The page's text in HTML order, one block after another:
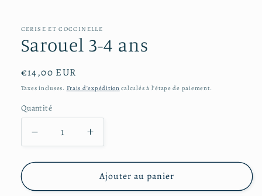
fenêtre
modale
CERISE ET COCCINELLE
Sarouel 3-4 ans
Prix
habituel
€14,00 EUR
Taxes incluses. Frais d'expédition calculés à l'étape de paiement.
Quantité
Réduire
la
quantité
Sarouel
Augmenter
la
quantité
de
Sarouel
Ajouter au panier